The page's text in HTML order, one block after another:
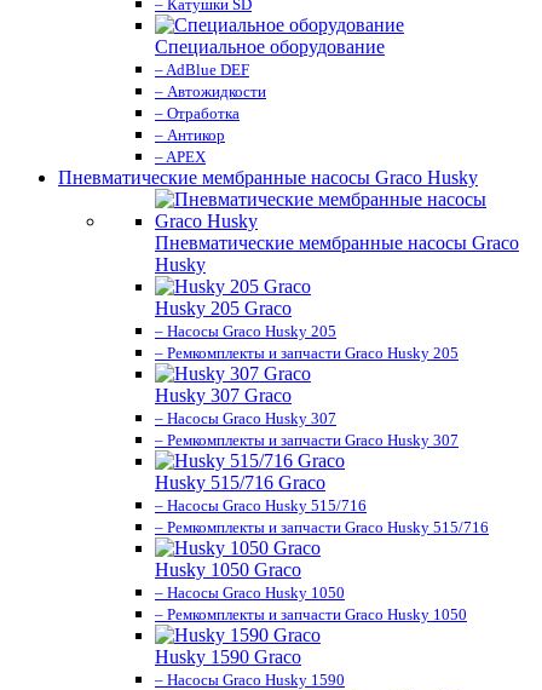
– Катушки SD
Специальное оборудование
– AdBlue DEF
– Автожидкости
– Отработка
– Антикор
– APEX
Пневматические мембранные насосы Graco Husky
Пневматические мембранные насосы Graco
Husky
Husky 205 Graco
– Насосы Graco Husky 205
– Ремкомплекты и запчасти Graco Husky 205
Husky 307 Graco
– Насосы Graco Husky 307
– Ремкомплекты и запчасти Graco Husky 307
Husky 515/716 Graco
– Насосы Graco Husky 515/716
– Ремкомплекты и запчасти Graco Husky 515/716
Husky 1050 Graco
– Насосы Graco Husky 1050
– Ремкомплекты и запчасти Graco Husky 1050
Husky 1590 Graco
– Насосы Graco Husky 1590